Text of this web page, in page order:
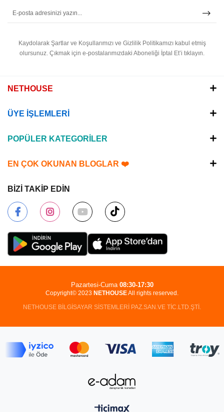
Kaydolarak Şartlar ve Koşullarımızı ve Gizlilik Politikamızı kabul etmiş
olursunuz. Çıkmak için e-postalarımızdaki Aboneliği İptal Et’i tıklayın.
NETHOUSE
ÜYE İŞLEMLERİ
POPÜLER KATEGORİLER
EN ÇOK OKUNAN BLOGLAR ❤️
BİZİ TAKİP EDİN
Copyright© 2023 NETHOUSEAll rights reserved.
NETHOUSE BİLGİSAYAR SİSTEMLERİ PAZ.SAN.VE TİC.LTD.ŞTİ.
Pazartesi-Cuma 08:30-17:30